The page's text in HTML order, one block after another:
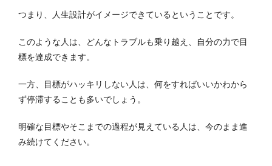
つまり、人生設計がイメージできているということです。
このような人は、どんなトラブルも乗り越え、自分の力で目
標を達成できます。
一方、目標がハッキリしない人は、何をすればいいかわから
ず停滞することも多いでしょう。
明確な目標やそこまでの過程が見えている人は、今のまま進
み続けてください。